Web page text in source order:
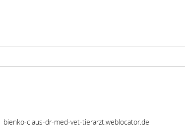
bienko-claus-dr-med-vet-tierarzt.weblocator.de